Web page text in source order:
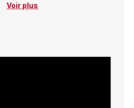
Voir plus